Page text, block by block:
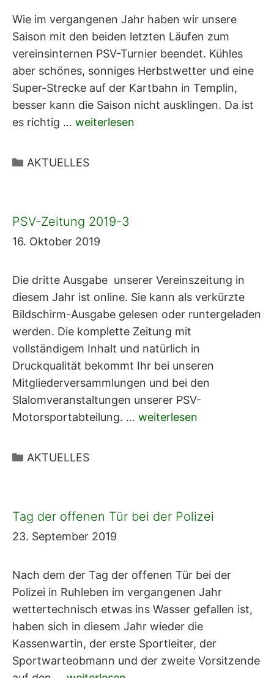
Wie im vergangenen Jahr haben wir unsere
Saison mit den beiden letzten Läufen zum
vereinsinternen PSV-Turnier beendet. Kühles
aber schönes, sonniges Herbstwetter und eine
Super-Strecke auf der Kartbahn in Templin,
besser kann die Saison nicht ausklingen. Da ist
es richtig … weiterlesen
Kategorien
AKTUELLES
PSV-Zeitung 2019-3
16. Oktober 2019
Die dritte Ausgabe unserer Vereinszeitung in
diesem Jahr ist online. Sie kann als verkürzte
Bildschirm-Ausgabe gelesen oder runtergeladen
werden. Die komplette Zeitung mit
vollständigem Inhalt und natürlich in
Druckqualität bekommt Ihr bei unseren
Mitgliederversammlungen und bei den
Slalomveranstaltungen unserer PSV-
Motorsportabteilung. … weiterlesen
Kategorien
AKTUELLES
Tag der offenen Tür bei der Polizei
23. September 2019
Nach dem der Tag der offenen Tür bei der
Polizei in Ruhleben im vergangenen Jahr
wettertechnisch etwas ins Wasser gefallen ist,
haben sich in diesem Jahr wieder die
Kassenwartin, der erste Sportleiter, der
Sportwarteobmann und der zweite Vorsitzende